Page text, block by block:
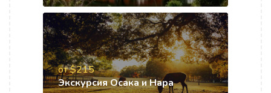
от $215
Экскурсия Осака и Нара